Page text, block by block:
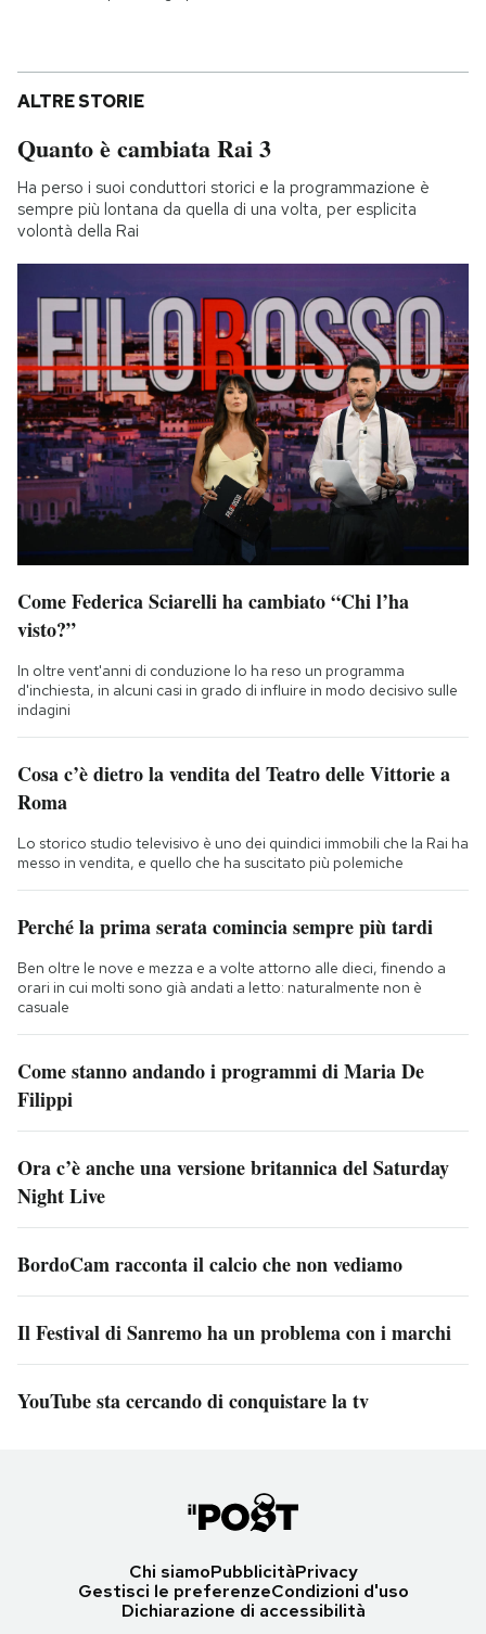
ALTRE STORIE
Quanto è cambiata Rai 3
Ha perso i suoi conduttori storici e la programmazione è
sempre più lontana da quella di una volta, per esplicita
volontà della Rai
Come Federica Sciarelli ha cambiato “Chi l’ha
visto?”
In oltre vent'anni di conduzione lo ha reso un programma
d'inchiesta, in alcuni casi in grado di influire in modo decisivo sulle
indagini
Cosa c’è dietro la vendita del Teatro delle Vittorie a
Roma
Lo storico studio televisivo è uno dei quindici immobili che la Rai ha
messo in vendita, e quello che ha suscitato più polemiche
Perché la prima serata comincia sempre più tardi
Ben oltre le nove e mezza e a volte attorno alle dieci, finendo a
orari in cui molti sono già andati a letto: naturalmente non è
casuale
Come stanno andando i programmi di Maria De
Filippi
Ora c’è anche una versione britannica del Saturday
Night Live
BordoCam racconta il calcio che non vediamo
Il Festival di Sanremo ha un problema con i marchi
YouTube sta cercando di conquistare la tv
Chi siamoPubblicitàPrivacy
Gestisci le preferenzeCondizioni d'uso
Dichiarazione di accessibilità